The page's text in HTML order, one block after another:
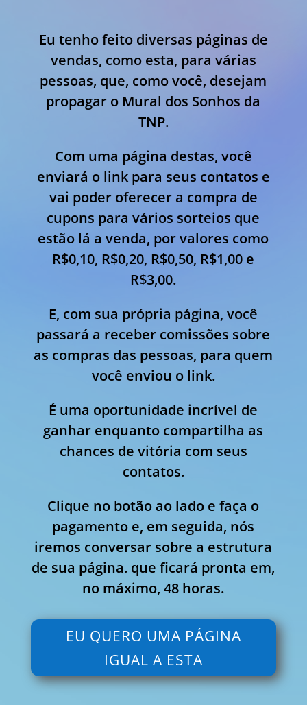
Eu tenho feito diversas páginas de
vendas, como esta, para várias
pessoas, que, como você, desejam
propagar o Mural dos Sonhos da
TNP.
Com uma página destas, você
enviará o link para seus contatos e
vai poder oferecer a compra de
cupons para vários sorteios que
estão lá a venda, por valores como
R$0,10, R$0,20, R$0,50, R$1,00 e
R$3,00.
E, com sua própria página, você
passará a receber comissões sobre
as compras das pessoas, para quem
você enviou o link.
É uma oportunidade incrível de
ganhar enquanto compartilha as
chances de vitória com seus
contatos.
Clique no botão ao lado e faça o
pagamento e, em seguida, nós
iremos conversar sobre a estrutura
de sua página. que ficará pronta em,
no máximo, 48 horas.
EU QUERO UMA PÁGINA
IGUAL A ESTA